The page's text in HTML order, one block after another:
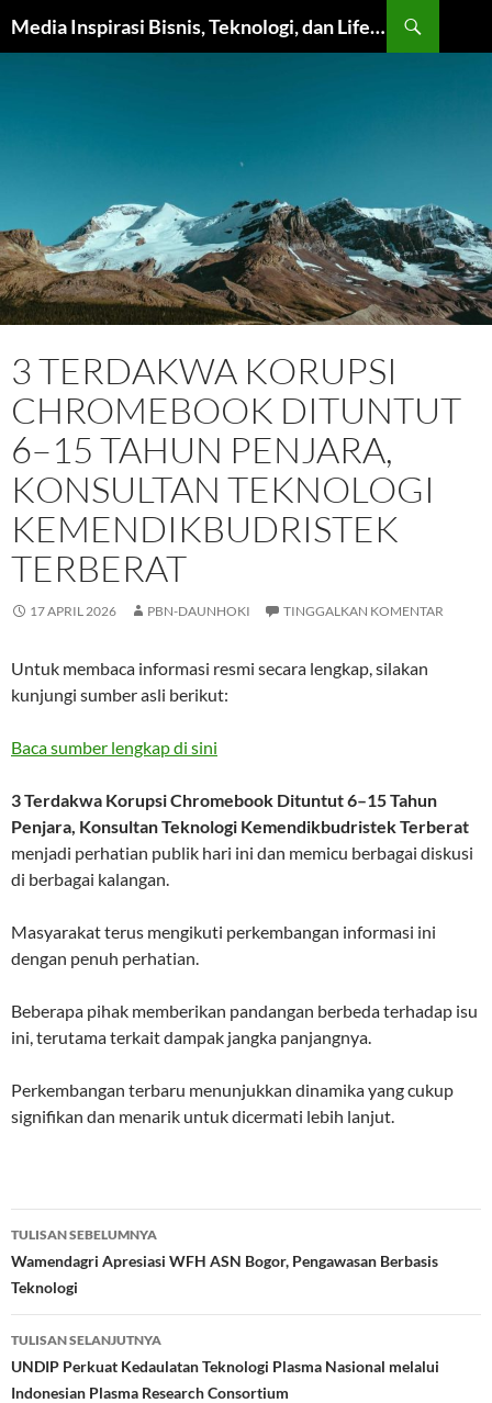
ke
Media Inspirasi Bisnis, Teknologi, dan Lifestyle Modern
3 TERDAKWA KORUPSI
CHROMEBOOK DITUNTUT
6–15 TAHUN PENJARA,
KONSULTAN TEKNOLOGI
KEMENDIKBUDRISTEK
TERBERAT
17 APRIL 2026 PBN-DAUNHOKI TINGGALKAN KOMENTAR
Untuk membaca informasi resmi secara lengkap, silakan
kunjungi sumber asli berikut:
Baca sumber lengkap di sini
3 Terdakwa Korupsi Chromebook Dituntut 6–15 Tahun
Penjara, Konsultan Teknologi Kemendikbudristek Terberat
menjadi perhatian publik hari ini dan memicu berbagai diskusi
di berbagai kalangan.
Masyarakat terus mengikuti perkembangan informasi ini
dengan penuh perhatian.
Beberapa pihak memberikan pandangan berbeda terhadap isu
ini, terutama terkait dampak jangka panjangnya.
Perkembangan terbaru menunjukkan dinamika yang cukup
signifikan dan menarik untuk dicermati lebih lanjut.
Navigasi
Tulisan
TULISAN SEBELUMNYA
Wamendagri Apresiasi WFH ASN Bogor, Pengawasan Berbasis
Teknologi
TULISAN SELANJUTNYA
UNDIP Perkuat Kedaulatan Teknologi Plasma Nasional melalui
Indonesian Plasma Research Consortium